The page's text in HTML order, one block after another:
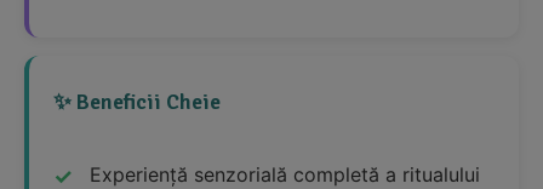
✨ Beneficii Cheie
Experiență senzorială completă a ritualului